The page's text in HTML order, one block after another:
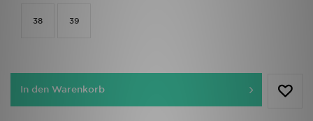
38 39
In den Warenkorb